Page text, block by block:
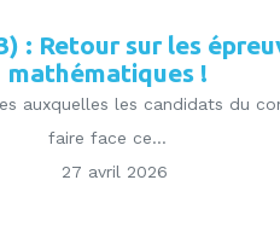
: Retour sur les
mathématiques !
auxquelles les candidats du
faire face ce...
27 avril 2026